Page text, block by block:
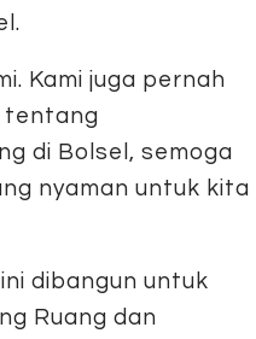
Kami juga pernah
tentang
di Bolsel, semoga
nyaman untuk kita
dibangun untuk
Ruang dan